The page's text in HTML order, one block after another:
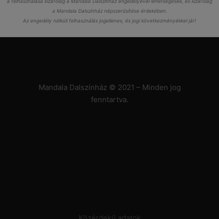
a Mandala Dalszínház népszerűsítése érdekében.
Az engedély nélküli felhasználás jogellenes, és jogi következményékkel jár!
Mandala Dalszínház © 2021 – Minden jog
fenntartva.